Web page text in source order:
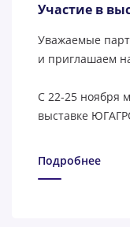
Участие в
Уважаемые
и приглашаем
С 22-25 ноября
выставке
Подробнее